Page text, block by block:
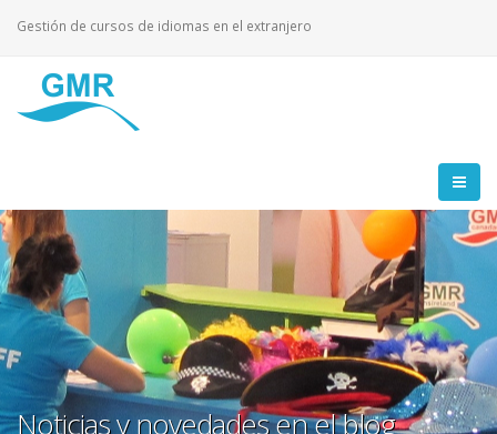
Gestión de cursos de idiomas en el extranjero
Noticias y novedades en el blog